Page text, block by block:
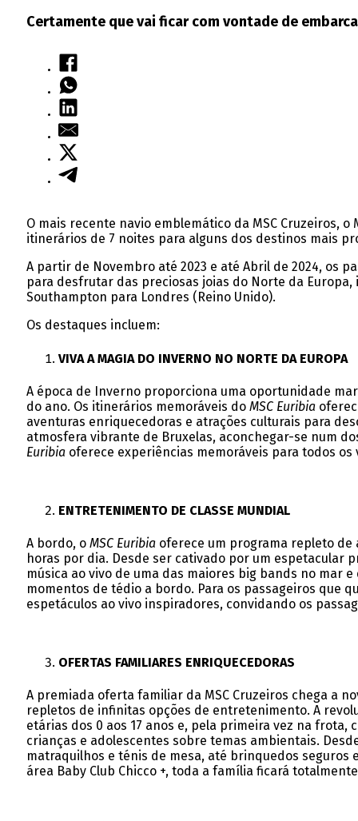
Certamente que vai ficar com vontade de
O mais recente navio emblemático da MSC Cruzeiros,
itinerários de 7 noites para alguns dos destinos mais
A partir de Novembro até 2023 e até Abril de 2024, os
para desfrutar das preciosas joias do Norte da Europa,
Southampton para Londres (Reino Unido).
Os destaques incluem:
VIVA A MAGIA DO INVERNO NO NORTE DA EUROPA
A época de Inverno proporciona uma oportunidade
do ano. Os itinerários memoráveis do MSC Euribia
aventuras enriquecedoras e atrações culturais para
atmosfera vibrante de Bruxelas, aconchegar-se num
Euribiaoferece experiências memoráveis para todos os
ENTRETENIMENTO DE CLASSE MUNDIAL
A bordo, o MSC Euribiaoferece um programa repleto de
horas por dia. Desde ser cativado por um espetacular
música ao vivo de uma das maiores big bands no mar
momentos de tédio a bordo. Para os passageiros que
espetáculos ao vivo inspiradores, convidando os
OFERTAS FAMILIARES ENRIQUECEDORAS
A premiada oferta familiar da MSC Cruzeiros chega a
repletos de infinitas opções de entretenimento. A
etárias dos 0 aos 17 anos e, pela primeira vez na
crianças e adolescentes sobre temas ambientais.
matraquilhos e ténis de mesa, até brinquedos seguros
área Baby Club Chicco +, toda a família ficará